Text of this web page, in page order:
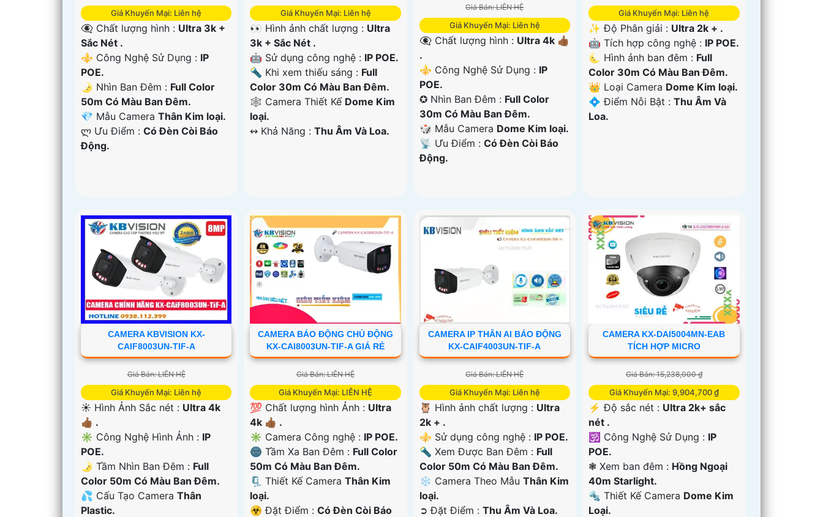
Giá Khuyến Mại: Liên hệ
👁️‍🗨 Chất lượng hình : Ultra 3k +
Sắc Nét .
⚜️ Công Nghệ Sử Dụng : IP
POE.
🌛 Nhìn Ban Đêm : Full Color
50m Có Màu Ban Ðêm.
💎 Mẫu Camera Thân Kim loại.
️ლ Ưu Điểm : Có Ðèn Còi Báo
Động.
Giá Khuyến Mại: Liên hệ
👀 Hình ảnh chất lượng : Ultra
3k + Sắc Nét .
🤖️ Sử dụng công nghệ : IP POE.
🔦 Khi xem thiếu sáng : Full
Color 30m Có Màu Ban Ðêm.
🕸️ Camera Thiết Kế Dome Kim
loại.
️↭ Khả Năng :Thu Âm Và Loa.
Giá Bán: LIÊN HỆ
Giá Khuyến Mại: Liên hệ
👁️‍🗨 Chất lượng hình : Ultra 4k 👍🏾
.
⚜️ Công Nghệ Sử Dụng : IP
POE.
✪ Nhìn Ban Đêm : Full Color
30m Có Màu Ban Ðêm.
🎲 Mẫu Camera Dome Kim loại.
️📡 Ưu Điểm : Có Ðèn Còi Báo
Động.
Giá Khuyến Mại: Liên hệ
✨ Độ Phân giải : Ultra 2k + .
🤖️ Tích hợp công nghệ : IP POE.
🌜 Hình ảnh ban đêm : Full
Color 30m Có Màu Ban Ðêm.
👑 Loại Camera Dome Kim loại.
️💠 Điểm Nỗi Bật :Thu Âm Và
Loa.
CAMERA KBVISION KX-
CAIF8003UN-TIF-A
Giá Bán: LIÊN HỆ
Giá Khuyến Mại: Liên hệ
☀️ Hình Ảnh Sắc nét : Ultra 4k
👍🏾 .
✳️ Công Nghệ Hình Ảnh : IP
POE.
🌛 Tầm Nhìn Ban Đêm : Full
Color 50m Có Màu Ban Ðêm.
💦 Cấu Tạo Camera Thân
Plastic.
CAMERA BÁO ĐỘNG CHỦ ĐỘNG
KX-CAI8003UN-TIF-A GIÁ RẺ
Giá Bán: LIÊN HỆ
Giá Khuyến Mại: LIÊN HỆ
💯 Chất lượng hình Ảnh : Ultra
4k 👍🏾 .
✳️ Camera Công nghệ : IP POE.
🌚 Tầm Xa Ban Đêm : Full Color
50m Có Màu Ban Ðêm.
🗜️ Thiết Kế CameraThân Kim
loại.
️☣️ Đặt Điểm :Có Ðèn Còi Báo
CAMERA IP THÂN AI BÁO ĐỘNG
KX-CAIF4003UN-TIF-A
Giá Bán: LIÊN HỆ
Giá Khuyến Mại: Liên hệ
🦉 Hình ảnh chất lượng : Ultra
2k + .
⚜️ Sử dụng công nghệ : IP POE.
🔦 Xem Được Ban Đêm : Full
Color 50m Có Màu Ban Ðêm.
❄ Camera Theo Mẫu Thân Kim
loại.
️➲ Đặt Điểm : Thu Âm Và Loa.
CAMERA KX-DAI5004MN-EAB
TÍCH HỢP MICRO
Giá Bán: 15,238,000 ₫
Giá Khuyến Mại: 9,904,700 ₫
️⚡ Độ sắc nét : Ultra 2k+ sắc
nét .
🕉️ Công Nghệ Sử Dụng : IP
POE.
❃ Xem ban đêm : Hồng Ngoại
40m Starlight.
🔩 Thiết Kế Camera Dome Kim
Loại.